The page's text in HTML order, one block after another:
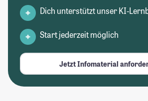
Dich unterstützt unser KI-
Start jederzeit möglich
Jetzt Infomaterial